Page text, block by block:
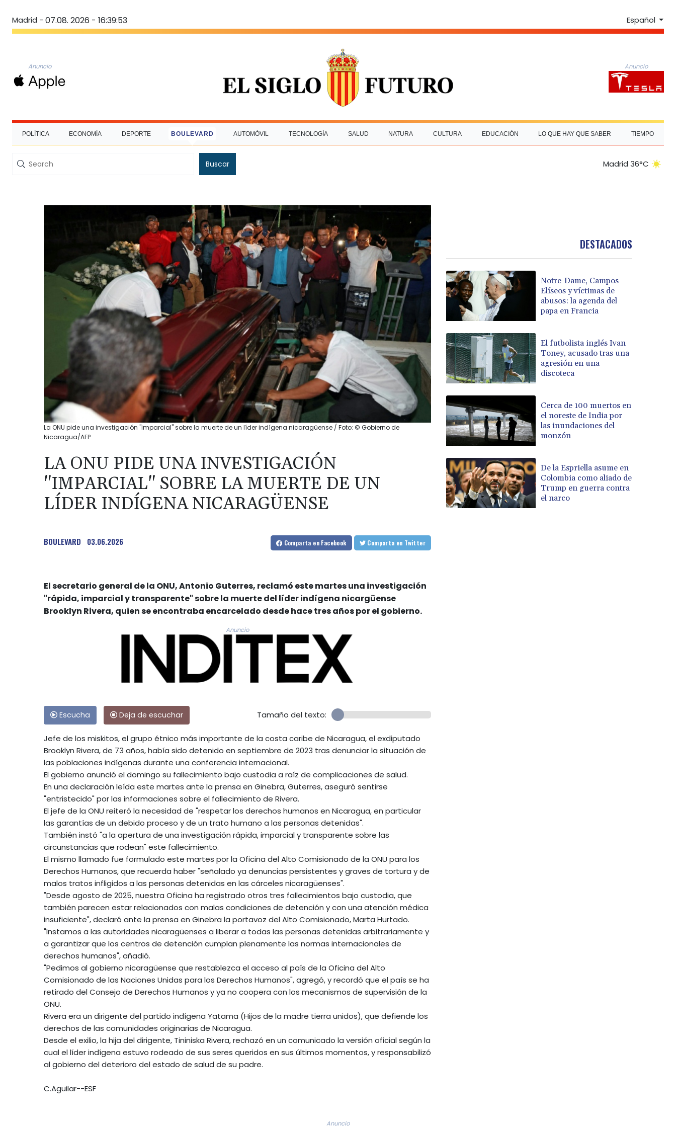
Madrid - 07.08. 2026 - 16:39:54 Español
Anuncio Anuncio
POLÍTICA ECONOMÍA DEPORTE BOULEVARD AUTOMÓVIL TECNOLOGÍA SALUD NATURA CULTURA EDUCACIÓN LO QUE HAY QUE SABER TIEMPO
Buscar Madrid 36°C
La ONU pide una investigación "imparcial" sobre la muerte de un líder indígena nicaragüense / Foto: © Gobierno de
Nicaragua/AFP
LA ONU PIDE UNA INVESTIGACIÓN
"IMPARCIAL" SOBRE LA MUERTE DE UN
LÍDER INDÍGENA NICARAGÜENSE
BOULEVARD 03.06.2026 Comparta en Facebook Comparta en Twitter
El secretario general de la ONU, Antonio Guterres, reclamó este martes una investigación
"rápida, imparcial y transparente" sobre la muerte del líder indígena nicargüense
Brooklyn Rivera, quien se encontraba encarcelado desde hace tres años por el gobierno.
Anuncio
Escucha Deja de escuchar Tamaño del texto:
Jefe de los miskitos, el grupo étnico más importante de la costa caribe de Nicaragua, el exdiputado
Brooklyn Rivera, de 73 años, había sido detenido en septiembre de 2023 tras denunciar la situación de
las poblaciones indígenas durante una conferencia internacional.
El gobierno anunció el domingo su fallecimiento bajo custodia a raíz de complicaciones de salud.
En una declaración leída este martes ante la prensa en Ginebra, Guterres, aseguró sentirse
"entristecido" por las informaciones sobre el fallecimiento de Rivera.
El jefe de la ONU reiteró la necesidad de "respetar los derechos humanos en Nicaragua, en particular
las garantías de un debido proceso y de un trato humano a las personas detenidas".
También instó "a la apertura de una investigación rápida, imparcial y transparente sobre las
circunstancias que rodean" este fallecimiento.
El mismo llamado fue formulado este martes por la Oficina del Alto Comisionado de la ONU para los
Derechos Humanos, que recuerda haber "señalado ya denuncias persistentes y graves de tortura y de
malos tratos infligidos a las personas detenidas en las cárceles nicaragüenses".
"Desde agosto de 2025, nuestra Oficina ha registrado otros tres fallecimientos bajo custodia, que
también parecen estar relacionados con malas condiciones de detención y con una atención médica
insuficiente", declaró ante la prensa en Ginebra la portavoz del Alto Comisionado, Marta Hurtado.
"Instamos a las autoridades nicaragüenses a liberar a todas las personas detenidas arbitrariamente y
a garantizar que los centros de detención cumplan plenamente las normas internacionales de
derechos humanos", añadió.
"Pedimos al gobierno nicaragüense que restablezca el acceso al país de la Oficina del Alto
Comisionado de las Naciones Unidas para los Derechos Humanos", agregó, y recordó que el país se ha
retirado del Consejo de Derechos Humanos y ya no coopera con los mecanismos de supervisión de la
ONU.
Rivera era un dirigente del partido indígena Yatama (Hijos de la madre tierra unidos), que defiende los
derechos de las comunidades originarias de Nicaragua.
Desde el exilio, la hija del dirigente, Tininiska Rivera, rechazó en un comunicado la versión oficial según la
cual el líder indígena estuvo rodeado de sus seres queridos en sus últimos momentos, y responsabilizó
al gobierno del deterioro del estado de salud de su padre.
C.Aguilar--ESF
DESTACADOS
Notre-Dame, Campos
Elíseos y víctimas de
abusos: la agenda del
papa en Francia
El futbolista inglés Ivan
Toney, acusado tras una
agresión en una
discoteca
Cerca de 100 muertos en
el noreste de India por
las inundaciones del
monzón
De la Espriella asume en
Colombia como aliado de
Trump en guerra contra
el narco
Anuncio